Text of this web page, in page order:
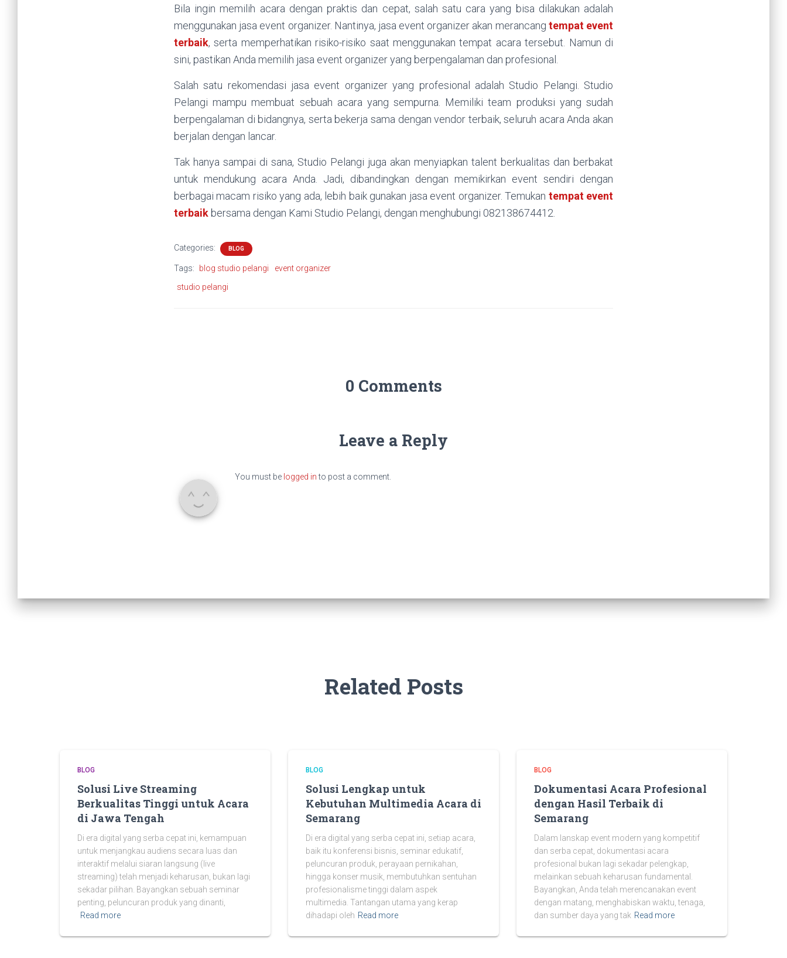
Bila ingin memilih acara dengan praktis dan cepat, salah satu cara yang bisa dilakukan adalah
menggunakan jasa event organizer. Nantinya, jasa event organizer akan merancang tempat event
terbaik, serta memperhatikan risiko-risiko saat menggunakan tempat acara tersebut. Namun di
sini, pastikan Anda memilih jasa event organizer yang berpengalaman dan profesional.
Salah satu rekomendasi jasa event organizer yang profesional adalah Studio Pelangi. Studio
Pelangi mampu membuat sebuah acara yang sempurna. Memiliki team produksi yang sudah
berpengalaman di bidangnya, serta bekerja sama dengan vendor terbaik, seluruh acara Anda akan
berjalan dengan lancar.
Tak hanya sampai di sana, Studio Pelangi juga akan menyiapkan talent berkualitas dan berbakat
untuk mendukung acara Anda. Jadi, dibandingkan dengan memikirkan event sendiri dengan
berbagai macam risiko yang ada, lebih baik gunakan jasa event organizer. Temukan tempat event
terbaik bersama dengan Kami Studio Pelangi, dengan menghubungi 082138674412.
Categories: BLOG
Tags: blog studio pelangi
event organizer
studio pelangi
0 Comments
Leave a Reply
You must be logged into post a comment.
Related Posts
BLOG
Solusi Live Streaming
Berkualitas Tinggi untuk Acara
di Jawa Tengah
Di era digital yang serba cepat ini, kemampuan
untuk menjangkau audiens secara luas dan
interaktif melalui siaran langsung (live
streaming) telah menjadi keharusan, bukan lagi
sekadar pilihan. Bayangkan sebuah seminar
penting, peluncuran produk yang dinanti,
Read more
BLOG
Solusi Lengkap untuk
Kebutuhan Multimedia Acara di
Semarang
Di era digital yang serba cepat ini, setiap acara,
baik itu konferensi bisnis, seminar edukatif,
peluncuran produk, perayaan pernikahan,
hingga konser musik, membutuhkan sentuhan
profesionalisme tinggi dalam aspek
multimedia. Tantangan utama yang kerap
dihadapi oleh Read more
BLOG
Dokumentasi Acara Profesional
dengan Hasil Terbaik di
Semarang
Dalam lanskap event modern yang kompetitif
dan serba cepat, dokumentasi acara
profesional bukan lagi sekadar pelengkap,
melainkan sebuah keharusan fundamental.
Bayangkan, Anda telah merencanakan event
dengan matang, menghabiskan waktu, tenaga,
dan sumber daya yang tak Read more